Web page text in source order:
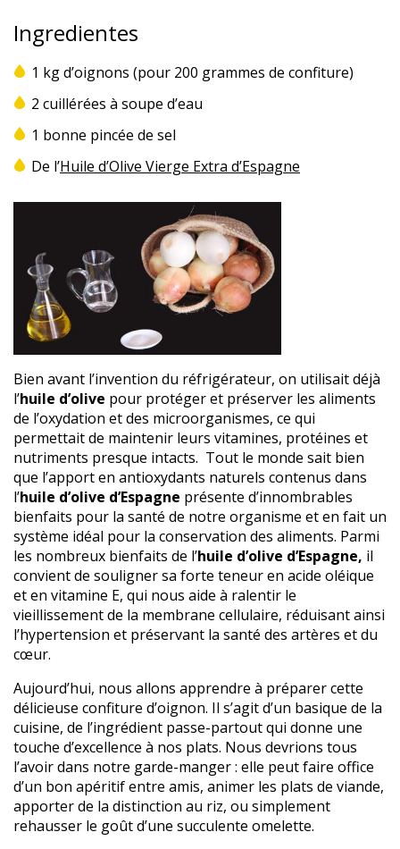
Bien avant l’invention du réfrigérateur, on utilisait déjà
l’huile d’olive pour protéger et préserver les aliments
de l’oxydation et des microorganismes, ce qui
permettait de maintenir leurs vitamines, protéines et
nutriments presque intacts. Tout le monde sait bien
que l’apport en antioxydants naturels contenus dans
l’huile d’olive d’Espagne présente d’innombrables
bienfaits pour la santé de notre organisme et en fait un
système idéal pour la conservation des aliments. Parmi
les nombreux bienfaits de l’huile d’olive d’Espagne, il
convient de souligner sa forte teneur en acide oléique
et en vitamine E, qui nous aide à ralentir le
vieillissement de la membrane cellulaire, réduisant ainsi
l’hypertension et préservant la santé des artères et du
cœur.
Aujourd’hui, nous allons apprendre à préparer cette
délicieuse confiture d’oignon. Il s’agit d’un basique de la
cuisine, de l’ingrédient passe-partout qui donne une
touche d’excellence à nos plats. Nous devrions tous
l’avoir dans notre garde-manger : elle peut faire office
d’un bon apéritif entre amis, animer les plats de viande,
apporter de la distinction au riz, ou simplement
rehausser le goût d’une succulente omelette.
Ingredientes
1 kg d’oignons (pour 200 grammes de confiture)
2 cuillérées à soupe d’eau
1 bonne pincée de sel
De l’Huile d’Olive Vierge Extra d’Espagne